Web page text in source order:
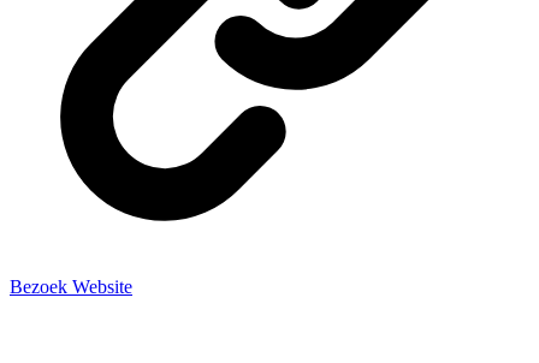
Bezoek Website